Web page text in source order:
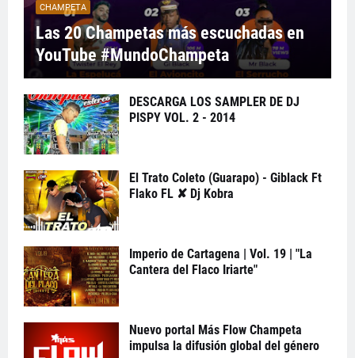
CHAMPETA
Las 20 Champetas más escuchadas en
YouTube #MundoChampeta
DESCARGA LOS SAMPLER DE DJ
PISPY VOL. 2 - 2014
El Trato Coleto (Guarapo) - Giblack Ft
Flako FL ✘ Dj Kobra
Imperio de Cartagena | Vol. 19 | "La
Cantera del Flaco Iriarte"
Nuevo portal Más Flow Champeta
impulsa la difusión global del género